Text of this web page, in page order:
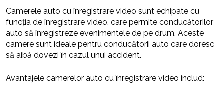
Camerele auto cu înregistrare video sunt echipate cu
funcția de înregistrare video, care permite conducătorilor
auto să înregistreze evenimentele de pe drum. Aceste
camere sunt ideale pentru conducătorii auto care doresc
să aibă dovezi în cazul unui accident.
Avantajele camerelor auto cu înregistrare video includ: